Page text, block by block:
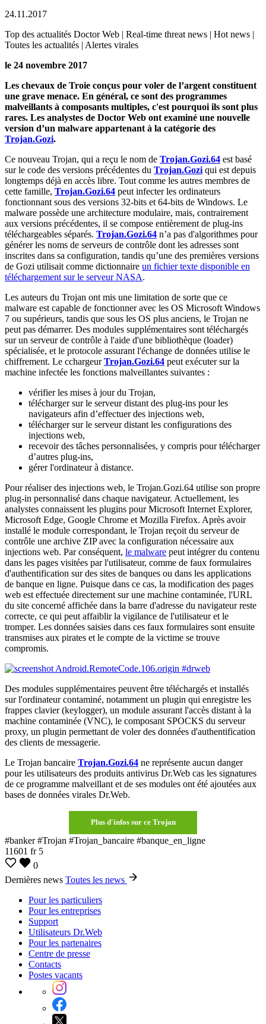
24.11.2017
Top des actualités Doctor Web | Real-time threat news | Hot news |
Toutes les actualités | Alertes virales
le 24 novembre 2017
Les chevaux de Troie conçus pour voler de l’argent constituent
une grave menace. En général, ce sont des programmes
malveillants à composants multiples, c'est pourquoi ils sont plus
rares. Les analystes de Doctor Web ont examiné une nouvelle
version d’un malware appartenant à la catégorie des
Trojan.Gozi.
Ce nouveau Trojan, qui a reçu le nom de Trojan.Gozi.64 est basé
sur le code des versions précédentes du Trojan.Gozi qui est depuis
longtemps déjà en accès libre. Tout comme les autres membres de
cette famille, Trojan.Gozi.64 peut infecter les ordinateurs
fonctionnant sous des versions 32-bits et 64-bits de Windows. Le
malware possède une architecture modulaire, mais, contrairement
aux versions précédentes, il se compose entièrement de plug-ins
téléchargeables séparés. Trojan.Gozi.64 n’a pas d'algorithmes pour
générer les noms de serveurs de contrôle dont les adresses sont
inscrites dans sa configuration, tandis qu’une des premières versions
de Gozi utilisait comme dictionnaire un fichier texte disponible en
téléchargement sur le serveur NASA.
Les auteurs du Trojan ont mis une limitation de sorte que ce
malware est capable de fonctionner avec les OS Microsoft Windows
7 ou supérieurs, tandis que sous les OS plus anciens, le Trojan ne
peut pas démarrer. Des modules supplémentaires sont téléchargés
sur un serveur de contrôle à l'aide d'une bibliothèque (loader)
spécialisée, et le protocole assurant l'échange de données utilise le
chiffrement. Le cchargeurTrojan.Gozi.64 peut exécuter sur la
machine infectée les fonctions malveillantes suivantes :
vérifier les mises à jour du Trojan,
télécharger sur le serveur distant des plug-ins pour les
navigateurs afin d’effectuer des injections web,
télécharger sur le serveur distant les configurations des
injections web,
recevoir des tâches personnalisées, y compris pour télécharger
d’autres plug-ins,
gérer l'ordinateur à distance.
Pour réaliser des injections web, le Trojan.Gozi.64 utilise son propre
plug-in personnalisé dans chaque navigateur. Actuellement, les
analystes connaissent les plugins pour Microsoft Internet Explorer,
Microsoft Edge, Google Chrome et Mozilla Firefox. Après avoir
installé le module correspondant, le Trojan reçoit du serveur de
contrôle une archive ZIP avec la configuration nécessaire aux
injections web. Par conséquent, le malware peut intégrer du contenu
dans les pages visitées par l'utilisateur, comme de faux formulaires
d'authentification sur des sites de banques ou dans les applications
de banque en ligne. Puisque dans ce cas, la modification des pages
web est effectuée directement sur une machine contaminée, l'URL
du site concerné affichée dans la barre d'adresse du navigateur reste
correcte, ce qui peut affaiblir la vigilance de l'utilisateur et le
tromper. Les données saisies dans ces faux formulaires sont ensuite
transmises aux pirates et le compte de la victime se trouve
compromis.
Des modules supplémentaires peuvent être téléchargés et installés
sur l'ordinateur contaminé, notamment un plugin qui enregistre les
frappes clavier (keylogger), un module assurant l'accès distant à la
machine contaminée (VNC), le composant SPOCKS du serveur
proxy, un plugin permettant de voler des données d'authentification
des clients de messagerie.
Le Trojan bancaire Trojan.Gozi.64 ne représente aucun danger
pour les utilisateurs des produits antivirus Dr.Web cas les signatures
de ce programme malveillant et de ses modules ont été ajoutées aux
bases de données virales Dr.Web.
Plus d'infos sur ce Trojan
#banker #Trojan #Trojan_bancaire #banque_en_ligne
11601 fr 5
0
Dernières news Toutes les news
Pour les particuliers
Pour les entreprises
Support
Utilisateurs Dr.Web
Pour les partenaires
Centre de presse
Contacts
Postes vacants